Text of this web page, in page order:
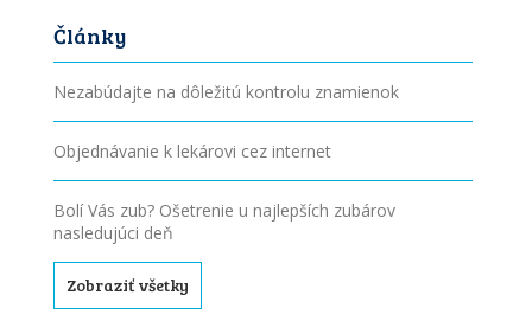
Články
Nezabúdajte na dôležitú kontrolu znamienok
Objednávanie k lekárovi cez internet
Bolí Vás zub? Ošetrenie u najlepších zubárov
nasledujúci deň
Zobraziť všetky